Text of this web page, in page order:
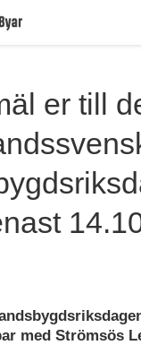
er till
med Strömsös